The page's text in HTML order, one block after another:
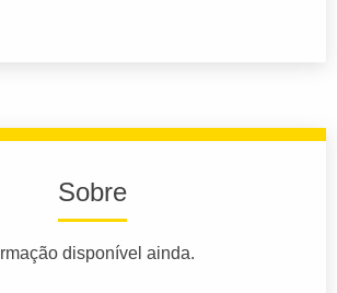
Sobre
disponível ainda.